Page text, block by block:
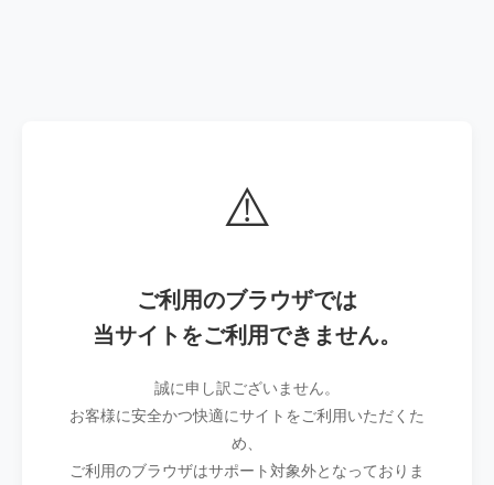
⚠️
ご利用のブラウザでは
当サイトをご利用できません。
誠に申し訳ございません。
お客様に安全かつ快適にサイトをご利用いただくた
め、
ご利用のブラウザはサポート対象外となっておりま